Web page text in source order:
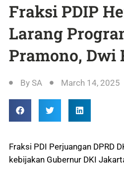
Fraksi PDIP
Larang
Pramono, Dwi
By SA March 14, 2025
Fraksi PDI Perjuangan DPRD
kebijakan Gubernur DKI